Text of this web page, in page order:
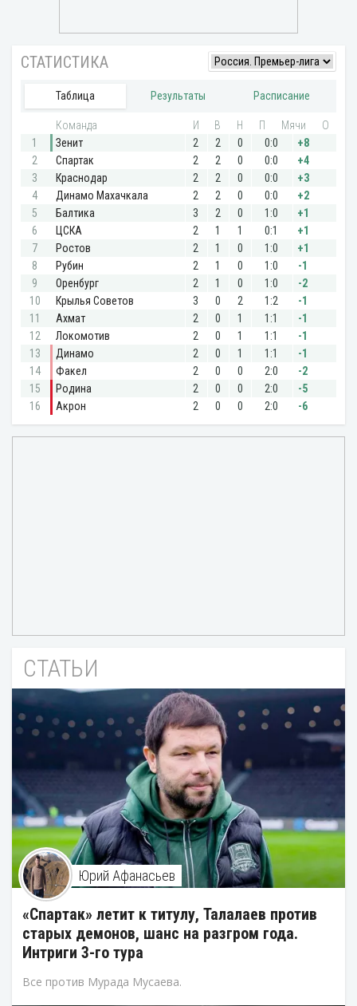
СТАТЬИ
Юрий Афанасьев
«Спартак» летит к титулу, Талалаев против
старых демонов, шанс на разгром года.
Интриги 3-го тура
Все против Мурада Мусаева.